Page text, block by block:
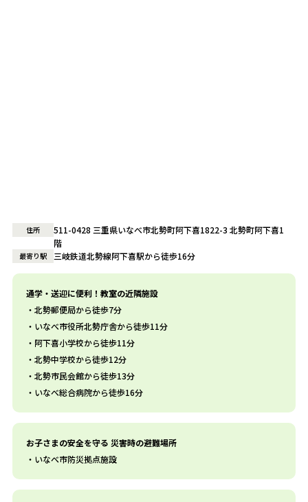
住所
511-0428 三重県いなべ市北勢町阿下喜1822-3 北勢町阿下喜1
階
最寄り駅 三岐鉄道北勢線阿下喜駅から徒歩16分
通学・送迎に便利！教室の近隣施設
北勢郵便局から徒歩7分
いなべ市役所北勢庁舎から徒歩11分
阿下喜小学校から徒歩11分
北勢中学校から徒歩12分
北勢市民会館から徒歩13分
いなべ総合病院から徒歩16分
お子さまの安全を守る 災害時の避難場所
いなべ市防災拠点施設